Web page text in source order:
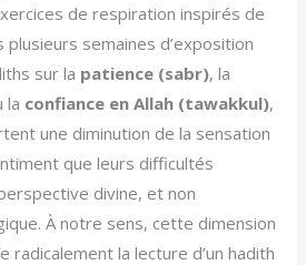
de respiration inspirés de
plusieurs semaines d’exposition
sur la patience (sabr), la
la confiance en Allah (tawakkul),
une diminution de la sensation
que leurs difficultés
divine, et non
À notre sens, cette dimension
radicalement la lecture d’un hadith